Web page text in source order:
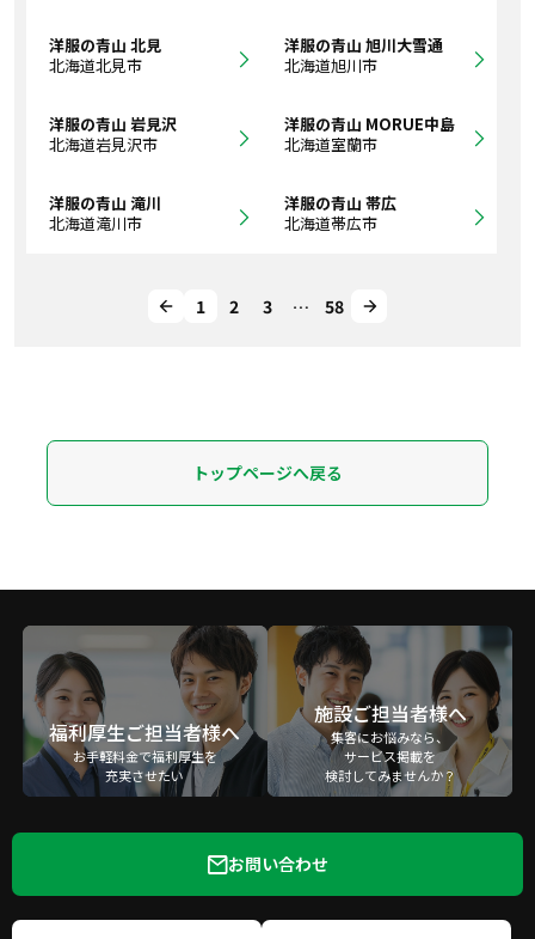
洋服の青山 北見
北海道北見市
洋服の青山 旭川大雪通
北海道旭川市
洋服の青山 岩見沢
北海道岩見沢市
洋服の青山 MORUE中島
北海道室蘭市
洋服の青山 滝川
北海道滝川市
洋服の青山 帯広
北海道帯広市
1 2 3 … 58
トップページへ戻る
福利厚生ご担当者様へ
お手軽料金で福利厚生を
充実させたい
施設ご担当者様へ
集客にお悩みなら、
サービス掲載を
検討してみませんか？
お問い合わせ